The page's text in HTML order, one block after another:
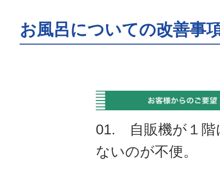
お風呂についての改善事
01. 自販機が１階
ないのが不便。